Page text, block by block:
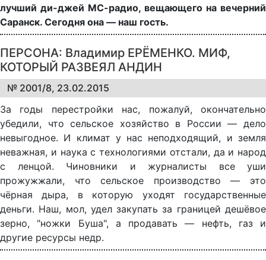
лучший ди-джей МС-радио, вещающего на вечерний
Саранск. Сегодня она — наш гость.
ПЕРСОНА: Владимир ЕРЁМЕНКО. МИФ,
КОТОРЫЙ РАЗВЕЯЛ АНДИН
№ 2001/8, 23.02.2015
За годы перестройки нас, пожалуй, окончательно
убедили, что сельское хозяйство в России — дело
невыгодное. И климат у нас неподходящий, и земля
неважная, и наука с технологиями отстали, да и народ
с ленцой. Чиновники и журналисты все уши
прожужжали, что сельское производство — это
чёрная дыра, в которую уходят государственные
деньги. Наш, мол, удел закупать за границей дешёвое
зерно, "ножки Буша", а продавать — нефть, газ и
другие ресурсы недр.